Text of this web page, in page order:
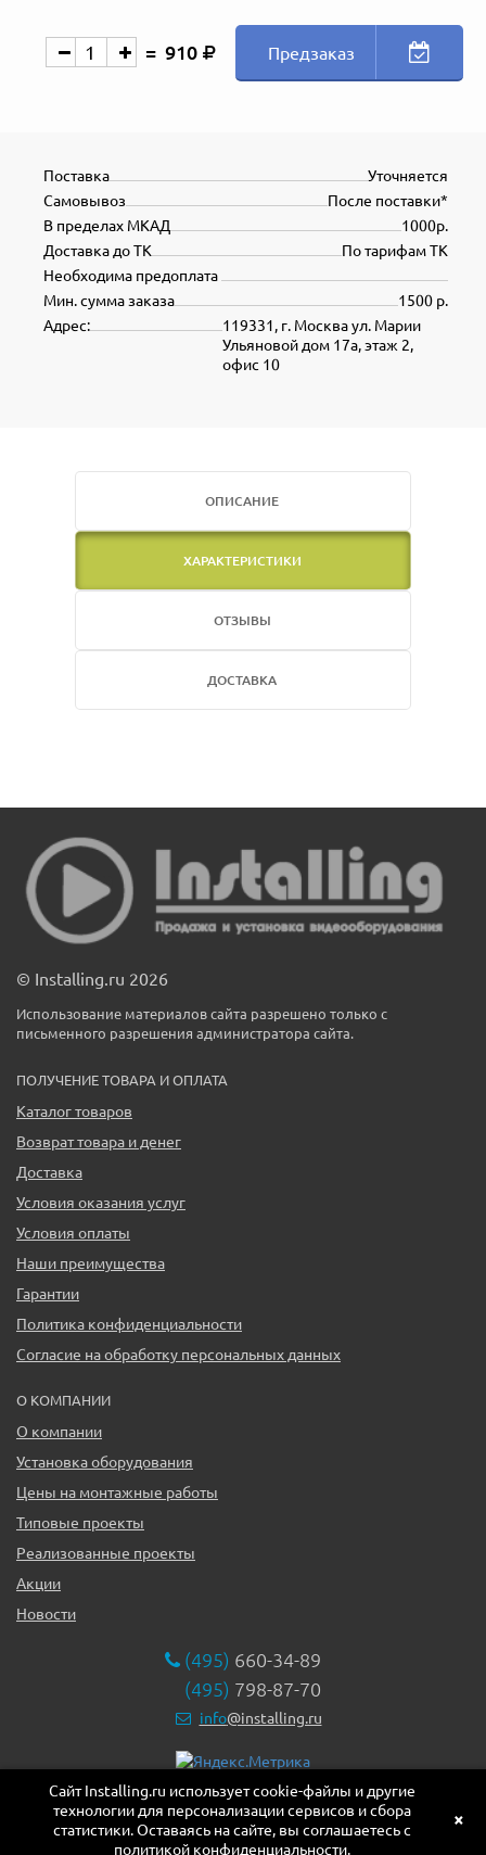
910 Предзаказ
Уточняется
Поставка
После поставки*
Самовывоз
1000р.
В пределах МКАД
По тарифам ТК
Доставка до ТК
Необходима предоплата
1500 р.
Мин. сумма заказа
119331, г. Москва ул. Марии
Ульяновой дом 17а, этаж 2,
офис 10
Адрес:
ОПИСАНИЕ
ХАРАКТЕРИСТИКИ
ОТЗЫВЫ
ДОСТАВКА
© Installing.ru 2026
Использование материалов сайта разрешено только с
письменного разрешения администратора сайта.
ПОЛУЧЕНИЕ ТОВАРА И ОПЛАТА
Каталог товаров
Возврат товара и денег
Доставка
Условия оказания услуг
Условия оплаты
Наши преимущества
Гарантии
Политика конфиденциальности
Согласие на обработку персональных данных
О КОМПАНИИ
О компании
Установка оборудования
Цены на монтажные работы
Типовые проекты
Реализованные проекты
Акции
Новости
(495) 660-34-89
(495) 798-87-70
info@installing.ru
119331, г. Москва ул. Марии Ульяновой дом 17а, этаж 2,
офис 10
Сайт Installing.ru использует cookie-файлы и другие
технологии для персонализации сервисов и сбора
статистики. Оставаясь на сайте, вы соглашаетесь с
политикой конфиденциальности.
×